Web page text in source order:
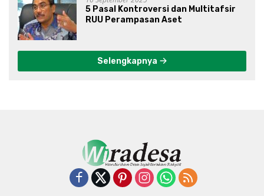
5 Pasal Kontroversi dan Multitafsir
RUU Perampasan Aset
Selengkapnya